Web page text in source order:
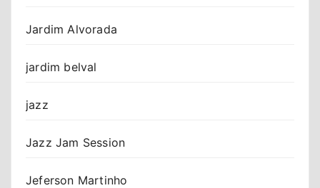
Jardim Alvorada
jardim belval
jazz
Jazz Jam Session
Jeferson Martinho